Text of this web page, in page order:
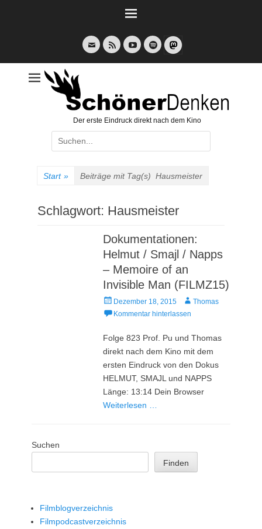
E-
Mail
Feed YouTubeSpotify
Der erste Eindruck direkt nach dem Kino
Suche
nach:
Start » Beiträge mit Tag(s) Hausmeister
Schlagwort: Hausmeister
Dokumentationen:
Helmut / Smajl / Napps
– Memoire of an
Invisible Man (FILMZ15)
Veröffentlicht
am
Dezember 18, 2015 AutorThomas
Kommentar hinterlassen
Folge 823 Prof. Pu und Thomas
direkt nach dem Kino mit dem
ersten Eindruck von den Dokus
HELMUT, SMAJL und NAPPS
Länge: 13:14 Dein Browser
Weiterlesen …
Suchen
Finden
Filmblogverzeichnis
Filmpodcastverzeichnis